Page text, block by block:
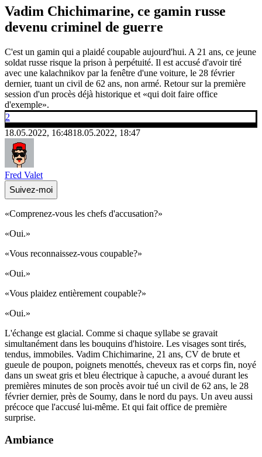
Vadim Chichimarine, ce gamin russe
devenu criminel de guerre
C'est un gamin qui a plaidé coupable aujourd'hui. A 21 ans, ce jeune
soldat russe risque la prison à perpétuité. Il est accusé d'avoir tiré
avec une kalachnikov par la fenêtre d'une voiture, le 28 février
dernier, tuant un civil de 62 ans, non armé. Retour sur la première
session d'un procès déjà historique et «qui doit faire office
d'exemple».
2
18.05.2022, 16:4818.05.2022, 18:47
Fred Valet
Suivez-moi
«Comprenez-vous les chefs d'accusation?»
«Oui.»
«Vous reconnaissez-vous coupable?»
«Oui.»
«Vous plaidez entièrement coupable?»
«Oui.»
L'échange est glacial. Comme si chaque syllabe se gravait
simultanément dans les bouquins d'histoire. Les visages sont tirés,
tendus, immobiles. Vadim Chichimarine, 21 ans, CV de brute et
gueule de poupon, poignets menottés, cheveux ras et corps fin, noyé
dans un sweat gris et bleu électrique à capuche, a avoué durant les
premières minutes de son procès avoir tué un civil de 62 ans, le 28
février dernier, près de Soumy, dans le nord du pays. Un aveu aussi
précoce que l'accusé lui-même. Et qui fait office de première
surprise.
Ambiance